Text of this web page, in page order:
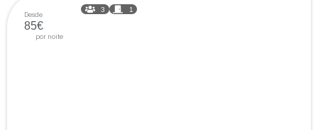
Desde
85€
por noite
3 1